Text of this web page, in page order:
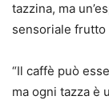
tazzina, ma
sensoriale frutto
“Il caffè può
ma ogni tazza è